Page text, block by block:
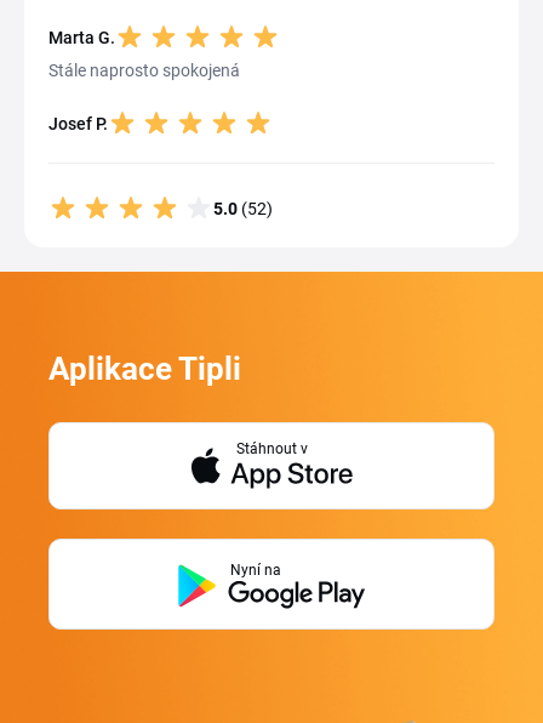
Marta G.
Stále naprosto spokojená
Josef P.
5.0 (52)
Aplikace Tipli
Stáhnout v
Nyní na